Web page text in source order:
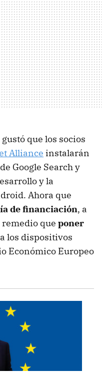
que los socios
Alliance instalarán
Google Search y
y la
Ahora que
de financiación, a
remedio que poner
los dispositivos
Económico Europeo